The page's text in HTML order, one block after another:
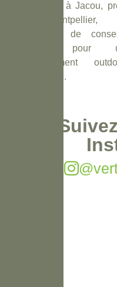
showroom à Jacou,
de Montpellier,
bénéficiez de
experts pour
aménagement
sur mesure.